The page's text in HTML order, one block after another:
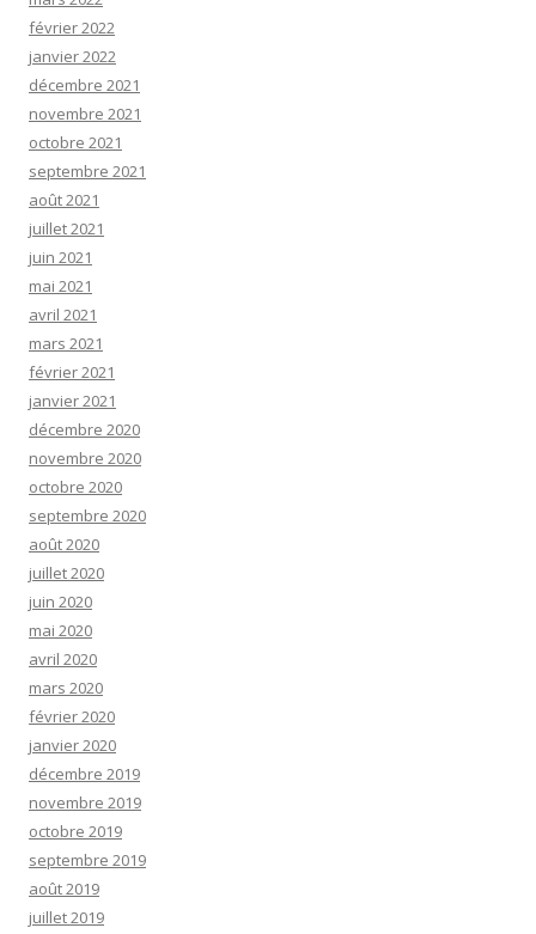
février 2022
janvier 2022
décembre 2021
novembre 2021
octobre 2021
septembre 2021
août 2021
juillet 2021
juin 2021
mai 2021
avril 2021
mars 2021
février 2021
janvier 2021
décembre 2020
novembre 2020
octobre 2020
septembre 2020
août 2020
juillet 2020
juin 2020
mai 2020
avril 2020
mars 2020
février 2020
janvier 2020
décembre 2019
novembre 2019
octobre 2019
septembre 2019
août 2019
juillet 2019